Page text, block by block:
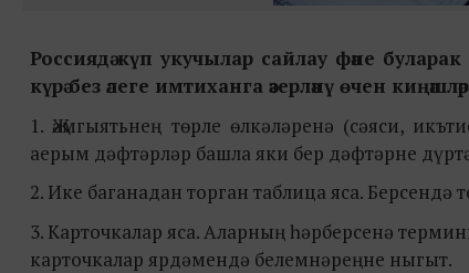
Россиядә күп укучылар сайлау фәне
күрә без әлеге имтиханга әзерләнү өчен
1. Җәмгыятьнең төрле өлкәләренә (сәяси,
аерым дәфтәрләр башла яки бер дәфтәрне
2. Ике баганадан торган таблица яса.
3. Карточкалар яса. Аларның һәрберсенә
карточкалар ярдәмендә белемнәреңне ныгыт.